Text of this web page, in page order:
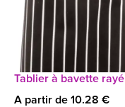
Tablier à bavette rayé
A partir de 10.28 €